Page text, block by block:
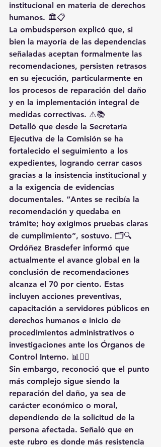
institucional en materia de derechos
humanos. 🏛️📋
La ombudsperson explicó que, si
bien la mayoría de las dependencias
señaladas aceptan formalmente las
recomendaciones, persisten retrasos
en su ejecución, particularmente en
los procesos de reparación del daño
y en la implementación integral de
medidas correctivas. ⚠️📚
Detalló que desde la Secretaría
Ejecutiva de la Comisión se ha
fortalecido el seguimiento a los
expedientes, logrando cerrar casos
gracias a la insistencia institucional y
a la exigencia de evidencias
documentales. “Antes se recibía la
recomendación y quedaba en
trámite; hoy exigimos pruebas claras
de cumplimiento”, sostuvo. 🗂️🔍
Ordóñez Brasdefer informó que
actualmente el avance global en la
conclusión de recomendaciones
alcanza el 70 por ciento. Estas
incluyen acciones preventivas,
capacitación a servidores públicos en
derechos humanos e inicio de
procedimientos administrativos o
investigaciones ante los Órganos de
Control Interno. 📊👩‍⚖️
Sin embargo, reconoció que el punto
más complejo sigue siendo la
reparación del daño, ya sea de
carácter económico o moral,
dependiendo de la solicitud de la
persona afectada. Señaló que en
este rubro es donde más resistencia